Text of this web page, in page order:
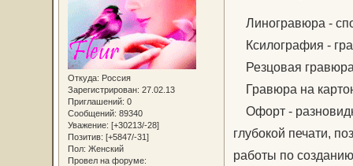
Откуда: Россия
Зарегистрирован: 27.02.13
Приглашений: 0
Сообщений: 89340
Уважение: [+30213/-28]
Позитив: [+5847/-31]
Пол: Женский
Провел на форуме:
Линогравюра -
Ксилография -
Резцовая
Гравюра на
Офорт -
глубокой печати,
работы по